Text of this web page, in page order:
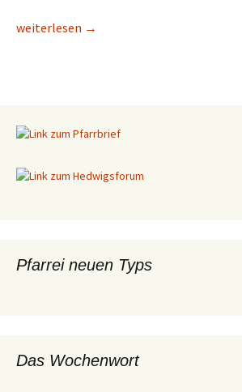
Kirchliche Statistik 2021 zeigt
weiterlesen →
Pfarrei neuen Typs
Das Wochenwort